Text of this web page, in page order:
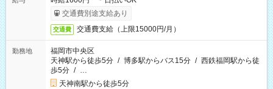
交通費別途支給あり
交通費 交通費支給（上限15000円/月）
勤務地
福岡市中央区
天神駅から徒歩5分 / 博多駅からバス15分 / 西鉄福岡駅から徒
歩5分 / …
天神南駅から徒歩5分